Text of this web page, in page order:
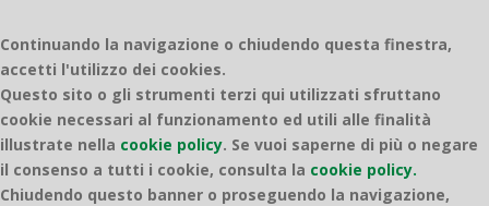
Continuando la navigazione o chiudendo questa finestra,
accetti l'utilizzo dei cookies.
Questo sito o gli strumenti terzi qui utilizzati sfruttano
cookie necessari al funzionamento ed utili alle finalità
illustrate nella cookie policy. Se vuoi saperne di più o negare
il consenso a tutti i cookie, consulta la cookie policy.
Chiudendo questo banner o proseguendo la navigazione,